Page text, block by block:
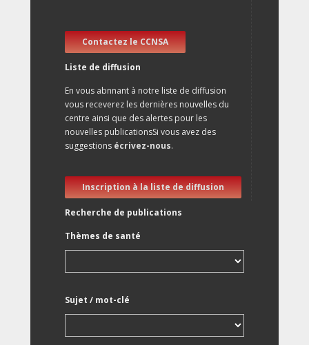
Contactez le CCNSA
Liste de diffusion
En vous abnnant à notre liste de diffusion
vous receverez les dernières nouvelles du
centre ainsi que des alertes pour les
nouvelles publicationsSi vous avez des
suggestions écrivez-nous.
Inscription à la liste de diffusion
Recherche de publications
Thèmes de santé
Sujet / mot-clé